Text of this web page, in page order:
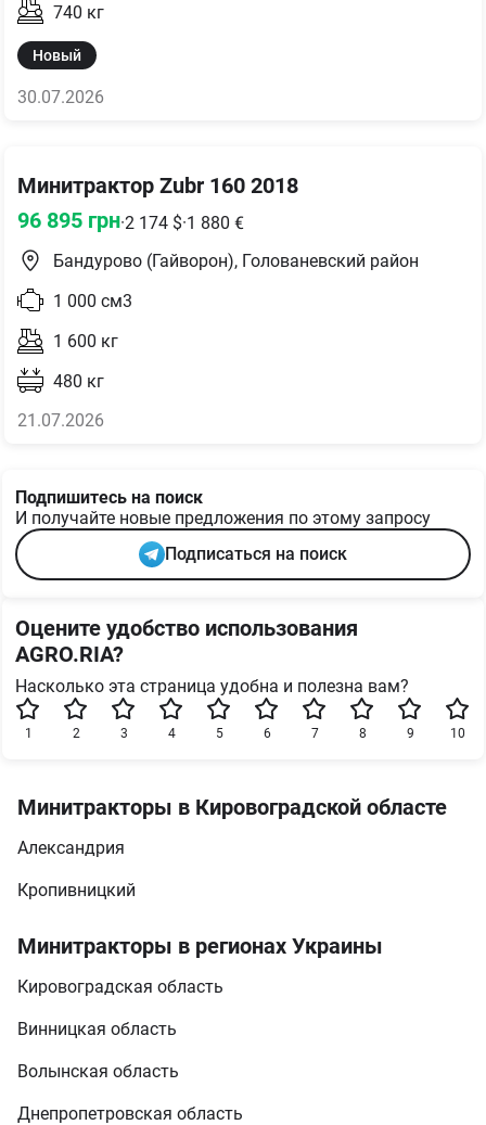
740 кг
Новый
30.07.2026
Минитрактор Zubr 160 2018
96 895 грн·2 174 $·1 880 €
Бандурово (Гайворон), Голованевский район
1 000 см3
1 600 кг
480 кг
21.07.2026
Подпишитесь на поиск
И получайте новые предложения по этому запросу
Подписаться на поиск
Оцените удобство использования
AGRO.RIA?
Насколько эта страница удобна и полезна вам?
10
9
8
7
6
5
4
3
2
1
Минитракторы в Кировоградской областе
Александрия
Кропивницкий
Минитракторы в регионах Украины
Кировоградская область
Винницкая область
Волынская область
Днепропетровская область